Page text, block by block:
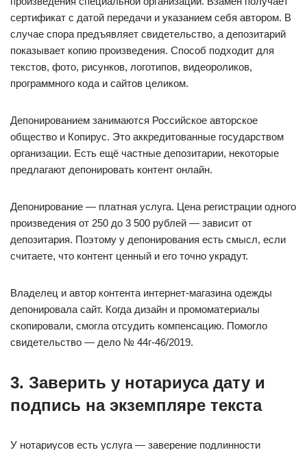
сертификат с датой передачи и указанием себя автором. В
случае спора предъявляет свидетельство, а депозитарий
показывает копию произведения. Способ подходит для
текстов, фото, рисунков, логотипов, видеороликов,
программного кода и сайтов целиком.
Депонированием занимаются Российское авторское
общество и Копирус. Это аккредитованные государством
организации. Есть ещё частные депозитарии, некоторые
предлагают депонировать контент онлайн.
Депонирование — платная услуга. Цена регистрации одного
произведения от 250 до 3 500 рублей — зависит от
депозитария. Поэтому у депонирования есть смысл, если
считаете, что контент ценный и его точно украдут.
Владелец и автор контента интернет-магазина одежды
депонировала сайт. Когда дизайн и промоматериалы
скопировали, смогла отсудить компенсацию. Помогло
свидетельство — дело № 44г-46/2019.
3. Заверить у нотариуса дату и
подпись на экземпляре текста
У нотариусов есть услуга — заверение подлинности